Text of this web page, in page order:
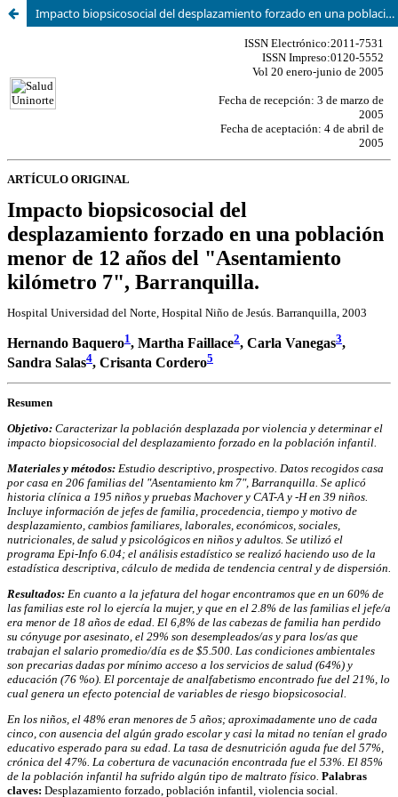
Impacto biopsicosocial del desplazamiento forzado en una población menor de 12 años del “Asentamiento kilómetro 7”, Barranquilla. Hospital Universidad del Norte, Hospital Niño de Jesús. Barranquilla, 2003